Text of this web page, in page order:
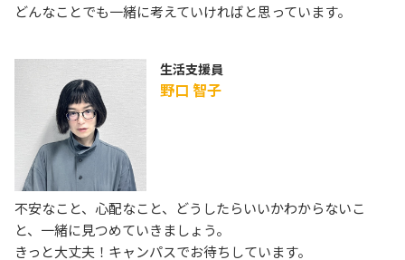
どんなことでも一緒に考えていければと思っています。
生活支援員
野口 智子
不安なこと、心配なこと、どうしたらいいかわからないこ
と、一緒に見つめていきましょう。
きっと大丈夫！キャンパスでお待ちしています。